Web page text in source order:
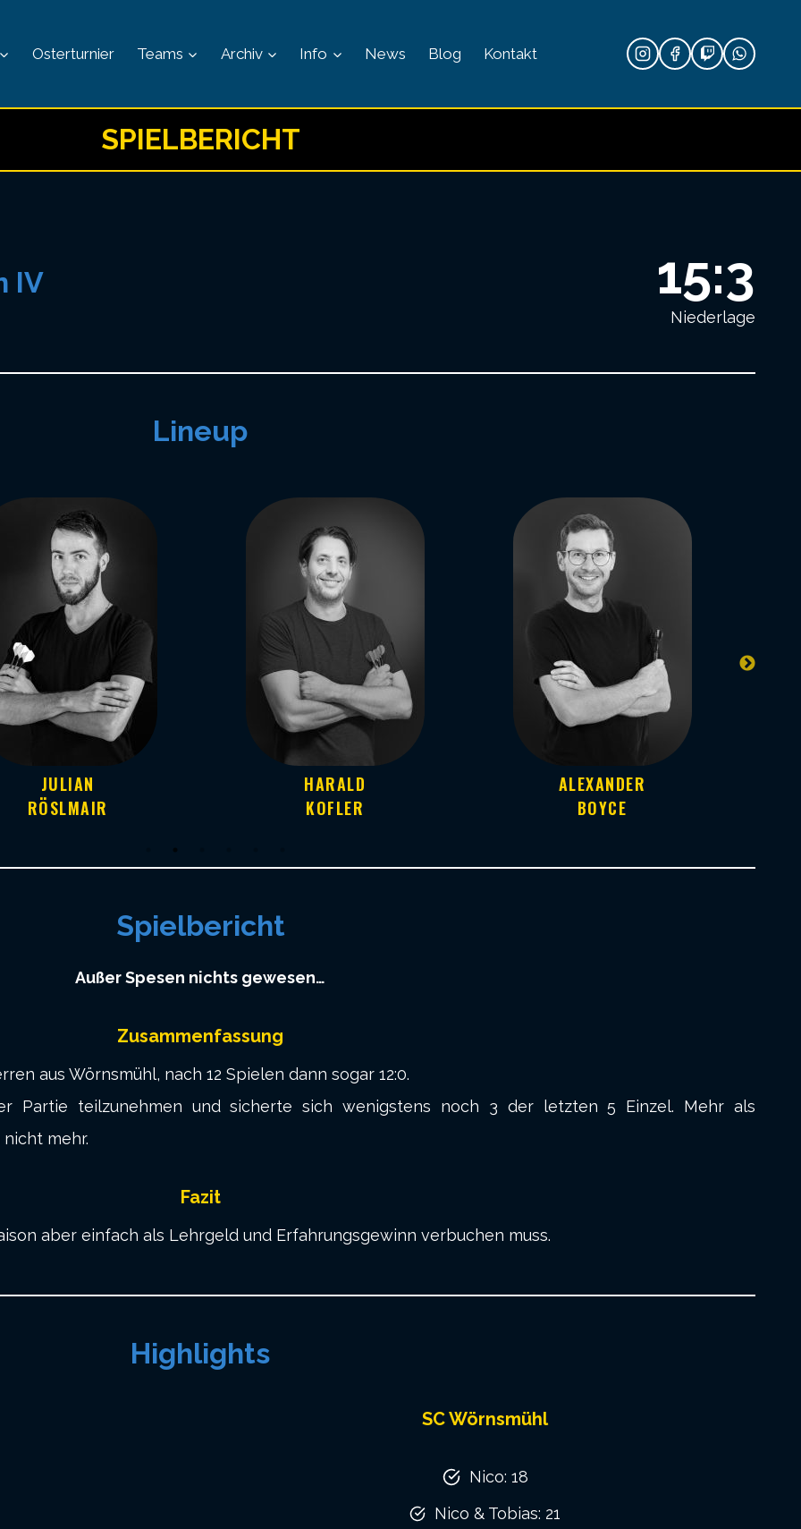
Osterturnier Teams Archiv Info News Blog Kontakt
SPIELBERICHT
IV 15:3
Niederlage
Lineup
JULIAN
RÖSLMAIR
HARALD
KOFLER
ALEXANDER
BOYCE
Spielbericht
Außer Spesen nichts gewesen…
Zusammenfassung
aus Wörnsmühl, nach 12 Spielen dann sogar 12:0.
Partie teilzunehmen und sicherte sich wenigstens noch 3 der letzten 5 Einzel. Mehr als
mehr.
Fazit
aber einfach als Lehrgeld und Erfahrungsgewinn verbuchen muss.
Highlights
SC Wörnsmühl
Nico: 18
Nico & Tobias: 21